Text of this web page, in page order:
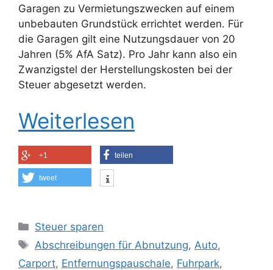
Garagen zu Vermietungszwecken auf einem
unbebauten Grundstück errichtet werden. Für
die Garagen gilt eine Nutzungsdauer von 20
Jahren (5% AfA Satz). Pro Jahr kann also ein
Zwanzigstel der Herstellungskosten bei der
Steuer abgesetzt werden.
Weiterlesen
+1 teilen
tweet
Kategorien
Steuer sparen
Schlagwörter
Abschreibungen für Abnutzung,Auto,
Carport, Entfernungspauschale, Fuhrpark,